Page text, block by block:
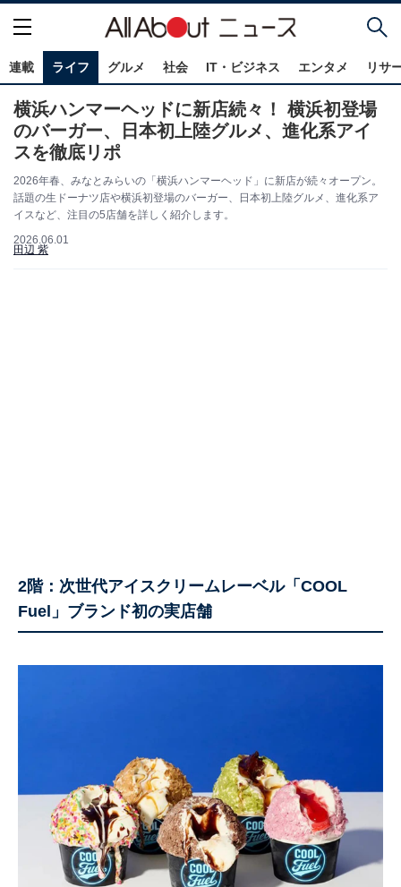
連載 ライフ グルメ 社会 IT・ビジネス エンタメ リサ
横浜ハンマーヘッドに新店続々！ 横浜初登場
のバーガー、日本初上陸グルメ、進化系アイ
スを徹底リポ
2026年春、みなとみらいの「横浜ハンマーヘッド」に新店が続々オープン。
話題の生ドーナツ店や横浜初登場のバーガー、日本初上陸グルメ、進化系ア
イスなど、注目の5店舗を詳しく紹介します。
2026.06.01
田辺 紫
2階：次世代アイスクリームレーベル「COOL
Fuel」ブランド初の実店舗